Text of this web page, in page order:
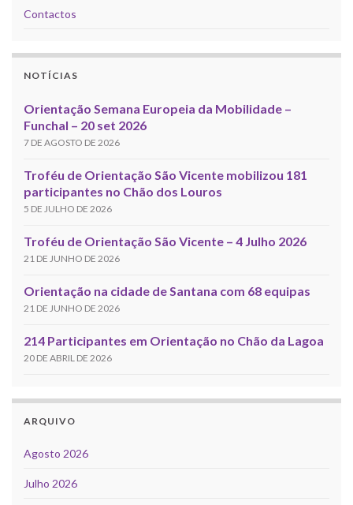
Contactos
NOTÍCIAS
Orientação Semana Europeia da Mobilidade –
Funchal – 20 set 2026
7 DE AGOSTO DE 2026
Troféu de Orientação São Vicente mobilizou 181
participantes no Chão dos Louros
5 DE JULHO DE 2026
Troféu de Orientação São Vicente – 4 Julho 2026
21 DE JUNHO DE 2026
Orientação na cidade de Santana com 68 equipas
21 DE JUNHO DE 2026
214 Participantes em Orientação no Chão da Lagoa
20 DE ABRIL DE 2026
ARQUIVO
Agosto 2026
Julho 2026